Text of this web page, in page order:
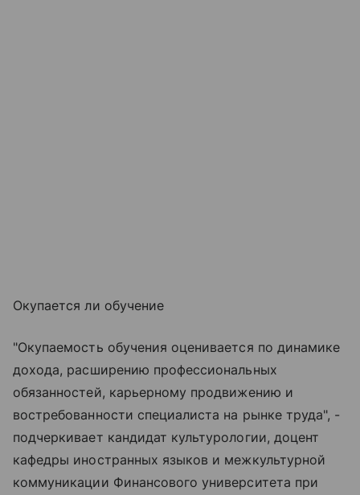
Окупается ли обучение
"Окупаемость обучения оценивается по динамике
дохода, расширению профессиональных
обязанностей, карьерному продвижению и
востребованности специалиста на рынке труда", -
подчеркивает кандидат культурологии, доцент
кафедры иностранных языков и межкультурной
коммуникации Финансового университета при